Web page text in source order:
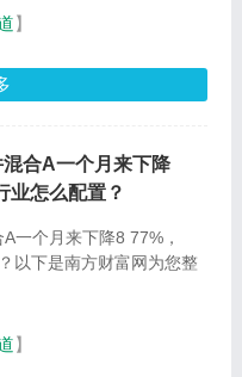
】
合A一个月来下降
业怎么配置？
一个月来下降8 77%，
以下是南方财富网为您整
】